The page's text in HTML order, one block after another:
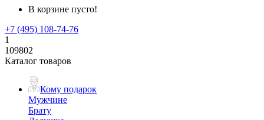
В корзине пусто!
+7 (495) 108-74-76
1
109802
Каталог товаров
Кому подарок
Мужчине
Брату